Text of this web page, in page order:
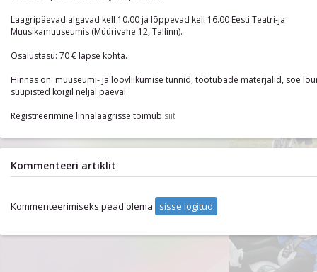
Laagripäevad algavad kell 10.00 ja lõppevad kell 16.00 Eesti Teatri-ja
Muusikamuuseumis (Müürivahe 12, Tallinn).
Osalustasu: 70 € lapse kohta.
Hinnas on: muuseumi- ja loovliikumise tunnid, töötubade materjalid, soe
suupisted kõigil neljal päeval.
Registreerimine linnalaagrisse toimub siit
Kommenteeri artiklit
Kommenteerimiseks pead olema sisse logitud